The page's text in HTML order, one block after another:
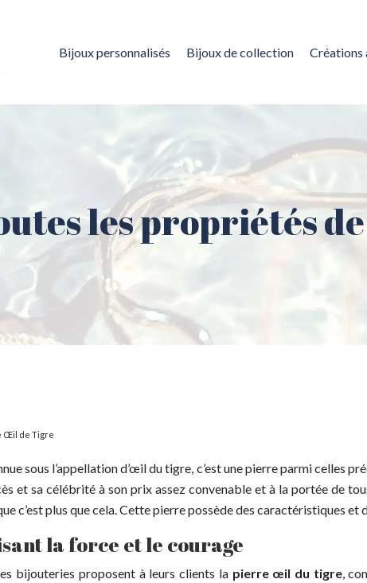
Bijoux personnalisés Bijoux de collection Créations
les propriétés
Œil de Tigre
sous l’appellation d’œil du tigre, c’est une pierre parmi celles
et sa célébrité à son prix assez convenable et à la portée de
c’est plus que cela. Cette pierre possède des caractéristiques
la force et le courage
bijouteries proposent à leurs clients la pierre œil du tigre,